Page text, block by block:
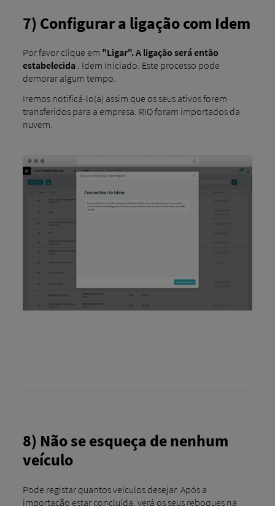
7) Configurar a ligação com Idem
Por favor clique em "Ligar". A ligação será então
estabelecida. Idem Iniciado. Este processo pode
demorar algum tempo.
Iremos notificá-lo(a) assim que os seus ativos forem
transferidos para a empresa. RIO foram importados da
nuvem.
8) Não se esqueça de nenhum
veículo
Pode registar quantos veículos desejar. Após a
importação estar concluída, verá os seus reboques na